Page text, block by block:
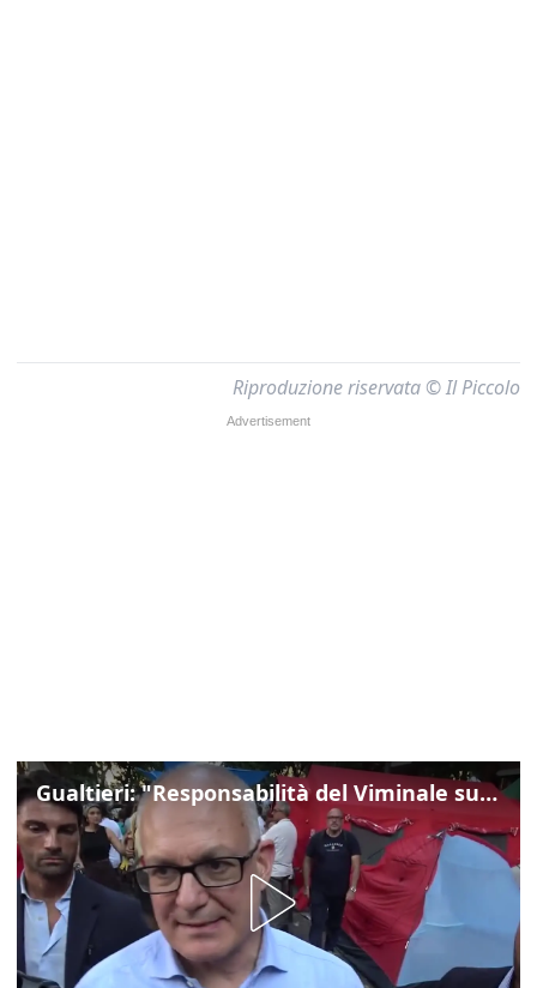
Riproduzione riservata © Il Piccolo
Gualtieri: "Responsabilità del Viminale su Spin Time? La posizione dei partiti è nota"